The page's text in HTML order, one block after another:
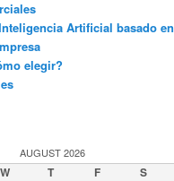
Artificial basado en
elegir?
AUGUST 2026
W T F S